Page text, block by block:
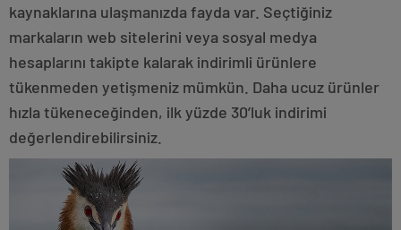
kaynaklarına ulaşmanızda fayda var. Seçtiğiniz
markaların web sitelerini veya sosyal medya
hesaplarını takipte kalarak indirimli ürünlere
tükenmeden yetişmeniz mümkün. Daha ucuz ürünler
hızla tükeneceğinden, ilk yüzde 30’luk indirimi
değerlendirebilirsiniz.